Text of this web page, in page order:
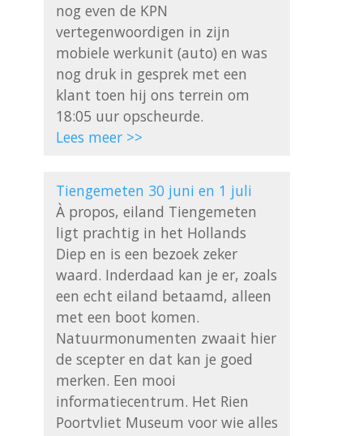
nog even de KPN
vertegenwoordigen in zijn
mobiele werkunit (auto) en was
nog druk in gesprek met een
klant toen hij ons terrein om
Lees meer >>
Tiengemeten 30 juni en 1 juli
À propos, eiland Tiengemeten
ligt prachtig in het Hollands
Diep en is een bezoek zeker
waard. Inderdaad kan je er, zoals
een echt eiland betaamd, alleen
met een boot komen.
Natuurmonumenten zwaait hier
de scepter en dat kan je goed
merken. Een mooi
informatiecentrum. Het Rien
Poortvliet Museum voor wie alles